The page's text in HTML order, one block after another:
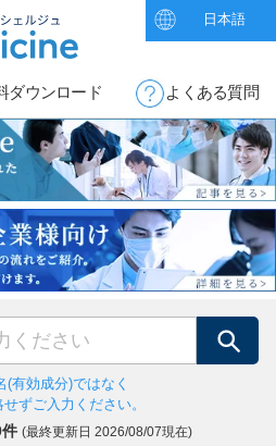
日本語
ダウンロード よくある質問
検索
(有効成分)ではなく
ずご入力ください。
(最終更新日 2026/08/07現在)